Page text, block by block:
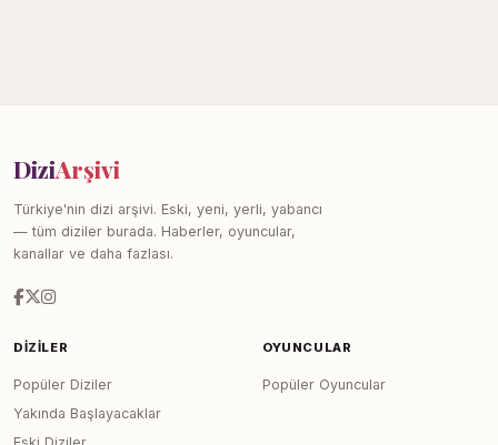
DiziArşivi
Türkiye'nin dizi arşivi. Eski, yeni, yerli, yabancı
— tüm diziler burada. Haberler, oyuncular,
kanallar ve daha fazlası.
DIZILER
Popüler Diziler
Yakında Başlayacaklar
OYUNCULAR
Popüler Oyuncular